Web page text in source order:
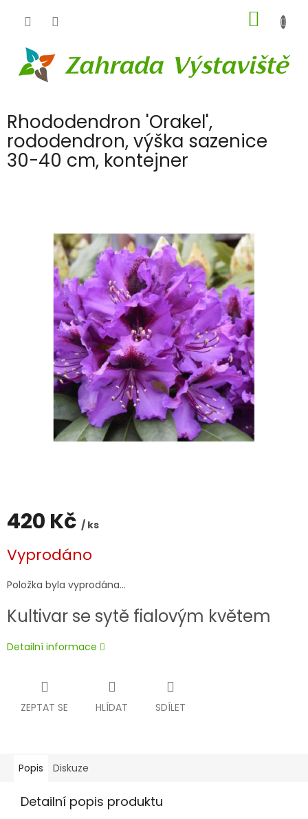
KOŠÍK
Rhododendron 'Orakel',
rododendron, výška sazenice
30-40 cm, kontejner
420 Kč / ks
cena:
Vyprodáno
Položka byla vyprodána…
Kultivar se sytě fialovým květem
Detailní informace
ZEPTAT SE HLÍDAT SDÍLET
Popis Diskuze
Detailní popis produktu